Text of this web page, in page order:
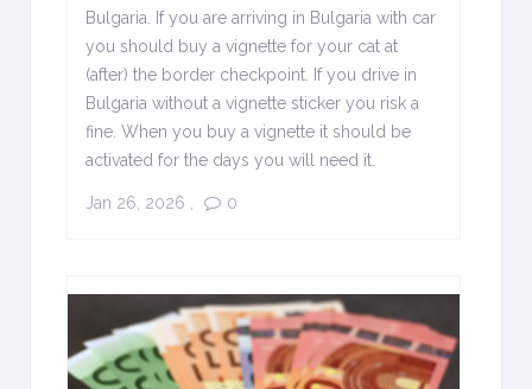
Bulgaria. If you are arriving in Bulgaria with car
you should buy a vignette for your cat at
(after) the border checkpoint. If you drive in
Bulgaria without a vignette sticker you risk a
fine. When you buy a vignette it should be
activated for the days you will need it.
Jan 26, 2026 0